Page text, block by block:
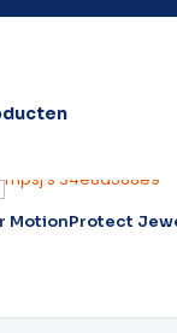
MotionProtect